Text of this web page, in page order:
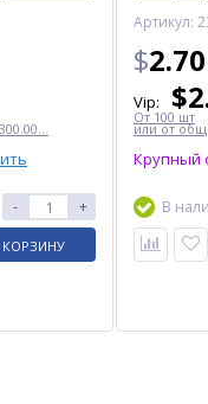
- +
КОРЗИНУ
Артикул:
$2.70
Vip: $
От 100 шт
или от
Крупный
В